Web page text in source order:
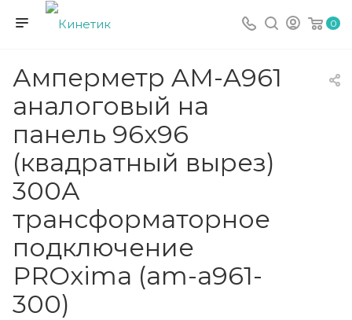
0
Амперметр AM-A961
аналоговый на
панель 96х96
(квадратный вырез)
300А
трансформаторное
подключение
PROxima (am-a961-
300)